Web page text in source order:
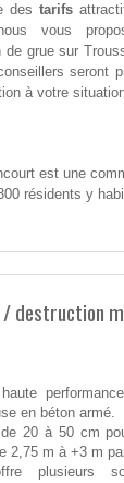
des tarifs
vous
grue sur
seront
à votre
est une
résidents y
destruction
en béton armé.
20 à 50 cm
2,75 m à +3 m
plusieurs